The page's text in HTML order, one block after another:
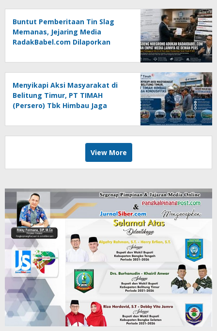
Buntut Pemberitaan Tin Slag
Memanas, Jejaring Media
RadakBabel.com Dilaporkan
Pers
Menyikapi Aksi Masyarakat di
Belitung Timur, PT TIMAH
(Persero) Tbk Himbau Jaga
View More